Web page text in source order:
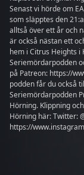
Senast vi hörde om
som släpptes den
alltså över ett år och
är också nästan ett
hem i Citrus Heights i
Seriemördarpodden
på Patreon: https://
podden får du också
Seriemördarpodden Premium varje
Hörning. Klippning och
Hörning här: Twitter:
https://